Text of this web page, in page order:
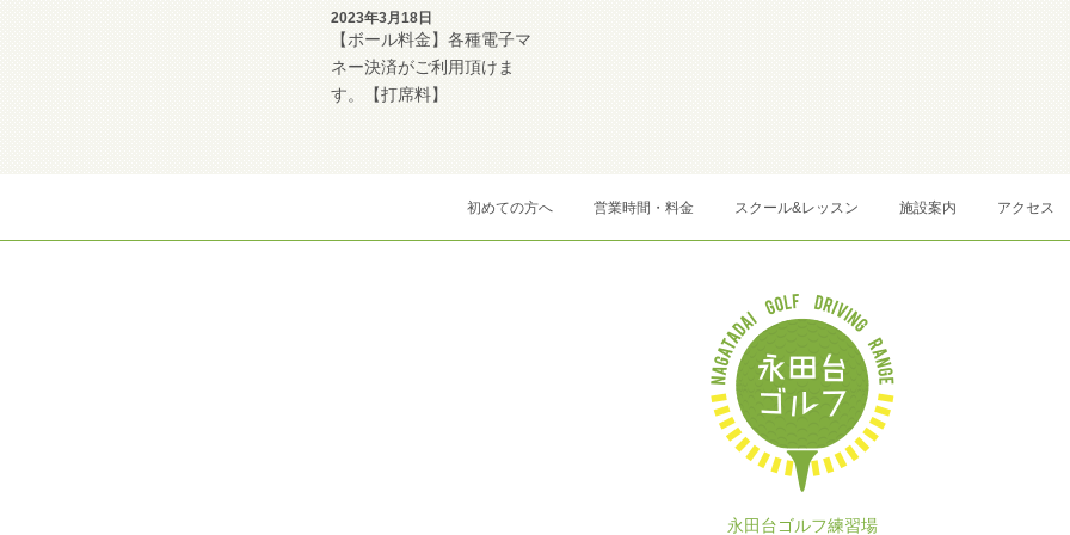
2023年3月18日
【ボール料金】各種電子マ
ネー決済がご利用頂けま
す。【打席料】
初めての方へ 営業時間・料金 スクール&レッスン 施設案内 アクセス
永田台ゴルフ練習場